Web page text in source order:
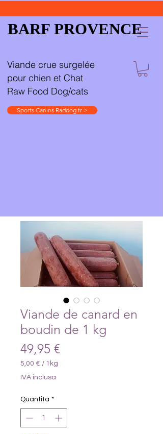
BARF PROVENCE
Viande crue surgelée
pour chien et Chat
Raw Food Dog/cats
Sports Canins Raddog.fr >
Viande de canard en
boudin de 1 kg
49,95 €
5,00 € / 1kg
5,00 €
Chilogrammo
IVA inclusa
Quantità *